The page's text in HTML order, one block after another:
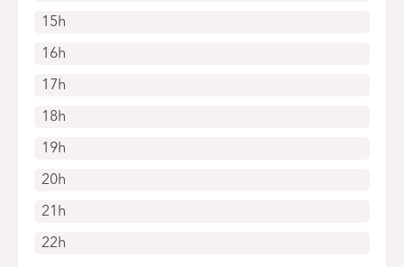
15h
16h
17h
18h
19h
20h
21h
22h